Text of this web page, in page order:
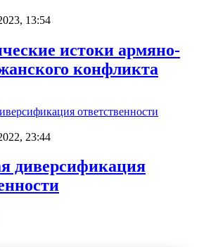
13:54
истоки армяно-
конфликта
23:44
диверсификация